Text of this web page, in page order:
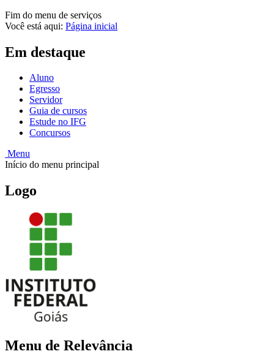
Fim do menu de serviços
Você está aqui: Página inicial
Em destaque
Aluno
Egresso
Servidor
Guia de cursos
Estude no IFG
Concursos
Menu
Início do menu principal
Logo
Menu de Relevância